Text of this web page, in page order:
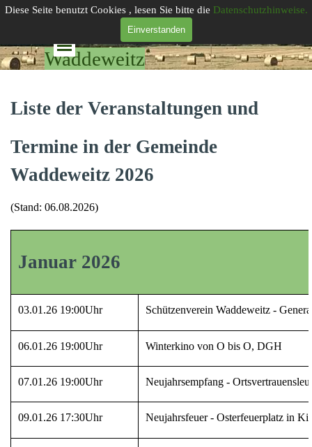
Diese Seite benutzt Cookies , lesen Sie bitte die Datenschutzhinweise.
Einverstanden
Direkt zum Seiteninhalt
Gemeinde
Waddeweitz
Menü überspringen
Liste der Veranstaltungen und
Termine in der Gemeinde
Waddeweitz 2026
(Stand: 06.08.2026)
Januar 2026
03.01.26 19:00Uhr Schützenverein Waddeweitz -
06.01.26 19:00Uhr Winterkino von O bis O, DGH
07.01.26 19:00Uhr Neujahrsempfang -
09.01.26 17:30Uhr Neujahrsfeuer - Osterfeuerplatz in